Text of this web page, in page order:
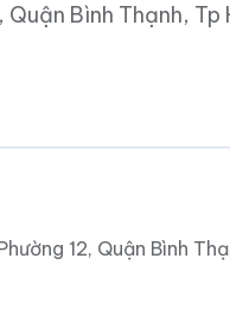
Bình Thạnh, Tp
12, Quận Bình